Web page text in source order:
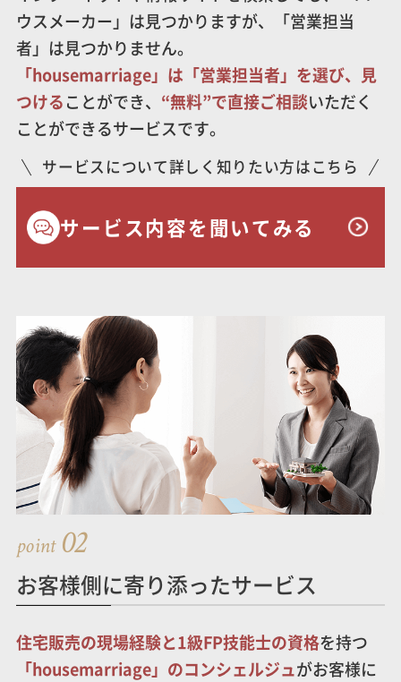
ウスメーカー」は見つかりますが、「営業担当
者」は見つかりません。
「housemarriage」は「営業担当者」を選び、見
つけることができ、 “無料”で直接ご相談いただく
ことができるサービスです。
サービスについて詳しく知りたい方はこちら
サービス内容を聞いてみる
point 02
お客様側に寄り添ったサービス
住宅販売の現場経験と1級FP技能士の資格を持つ
「housemarriage」のコンシェルジュがお客様に